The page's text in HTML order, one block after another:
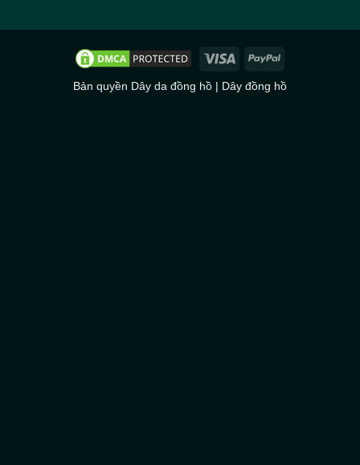
Bản quyền Dây da đồng hồ | Dây đồng hồ